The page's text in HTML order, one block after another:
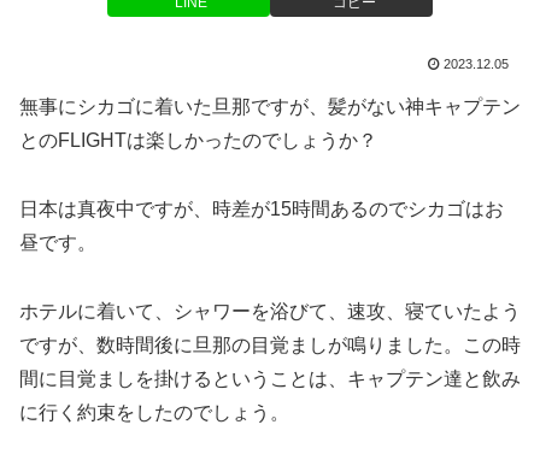
2023.12.05
無事にシカゴに着いた旦那ですが、髪がない神キャプテン
とのFLIGHTは楽しかったのでしょうか？
日本は真夜中ですが、時差が15時間あるのでシカゴはお
昼です。
ホテルに着いて、シャワーを浴びて、速攻、寝ていたよう
ですが、数時間後に旦那の目覚ましが鳴りました。この時
間に目覚ましを掛けるということは、キャプテン達と飲み
に行く約束をしたのでしょう。